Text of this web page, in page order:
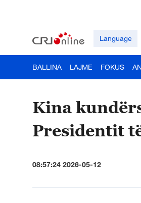
Language
BALLINA LAJME FOKUS
Kina
Presidentit
08:57:24 2026-05-12